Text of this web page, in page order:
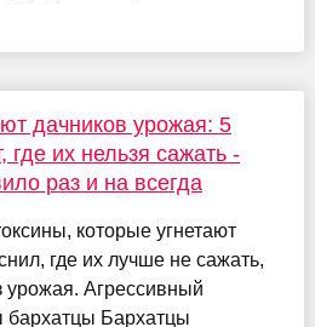
дачников урожая: 5
где их нельзя сажать -
раз и на всегда
которые угнетают
где их лучше не сажать,
урожая. Агрессивный
бархатцы Бархатцы